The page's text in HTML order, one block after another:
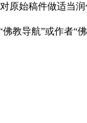
原始稿件做适当
教导航”或作者“佛